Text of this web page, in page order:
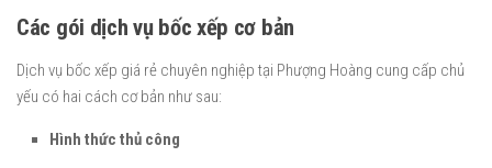
Các gói dịch vụ bốc xếp cơ bản
Dịch vụ bốc xếp giá rẻ chuyên nghiệp tại Phượng Hoàng cung cấp chủ
yếu có hai cách cơ bản như sau:
Hình thức thủ công